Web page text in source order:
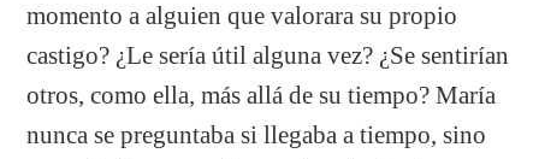
momento a alguien que valorara su propio
castigo? ¿Le sería útil alguna vez? ¿Se sentirían
otros, como ella, más allá de su tiempo? María
nunca se preguntaba si llegaba a tiempo, sino